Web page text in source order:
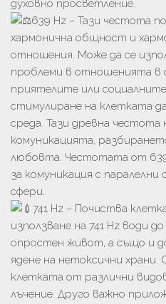
духовно просветление.
639 Hz – Тази честота
хармонична общност и
отношения. Може да се
проблеми в отношенията в
приятелите или
стимулиране на клетката
среда. Тази древна
комуникацията,
любовта. Честотата от 639
за комуникация с паралелни
сфери.
741 Hz – Почиства
използване на 741 Hz води
опростен живот, а също и
ядене на нетоксични
клетката от различни
лъчение. Друго важно